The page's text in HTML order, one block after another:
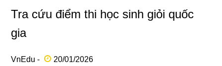
Tra cứu điểm thi học sinh giỏi quốc
gia
VnEdu - 20/01/2026